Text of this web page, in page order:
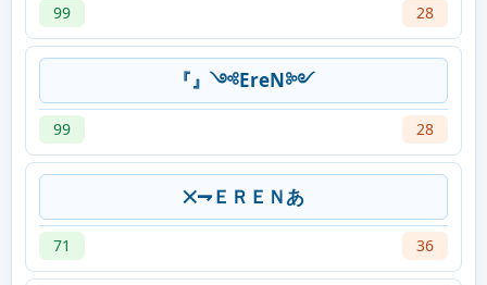
99 28
『』༺EreN༻
99 28
྾⇁ＥＲＥＮあ
71 36